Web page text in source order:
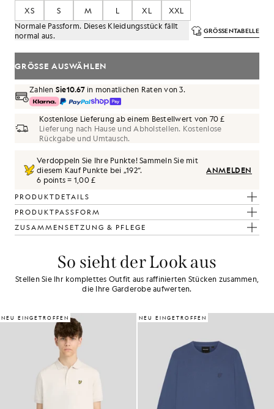
XS
S M L XL
XXL
Normale Passform. Dieses Kleidungsstück fällt
normal aus.
GRÖSSENTABELLE
GRÖSSE AUSWÄHLEN
Zahlen Sie10.67in monatlichen Raten von 3.
Kostenlose Lieferung ab einem Bestellwert von 70 £
Lieferung nach Hause und Abholstellen. Kostenlose
Rückgabe und Umtausch.
Verdoppeln Sie Ihre Punkte! Sammeln Sie mit
diesem Kauf Punkte bei „192“.
6 points = 1,00 £
ANMELDEN
PRODUKTDETAILS
PRODUKTPASSFORM
ZUSAMMENSETZUNG & PFLEGE
So sieht der Look aus
Stellen Sie Ihr komplettes Outfit aus raffinierten Stücken zusammen,
die Ihre Garderobe aufwerten.
NEU EINGETROFFEN NEU EINGETROFFEN